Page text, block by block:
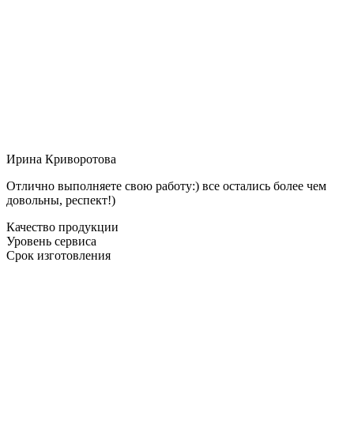
Ирина Криворотова
Отлично выполняете свою работу:) все остались более чем
довольны, респект!)
Качество продукции
Уровень сервиса
Срок изготовления